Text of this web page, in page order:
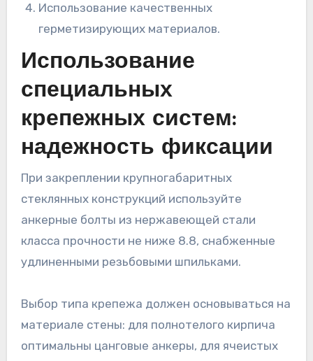
Использование качественных
герметизирующих материалов.
Использование
специальных
крепежных систем:
надежность фиксации
При закреплении крупногабаритных
стеклянных конструкций используйте
анкерные болты из нержавеющей стали
класса прочности не ниже 8.8, снабженные
удлиненными резьбовыми шпильками.
Выбор типа крепежа должен основываться на
материале стены: для полнотелого кирпича
оптимальны цанговые анкеры, для ячеистых